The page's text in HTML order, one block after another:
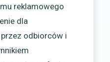
reklamowego
dla
odbiorców i